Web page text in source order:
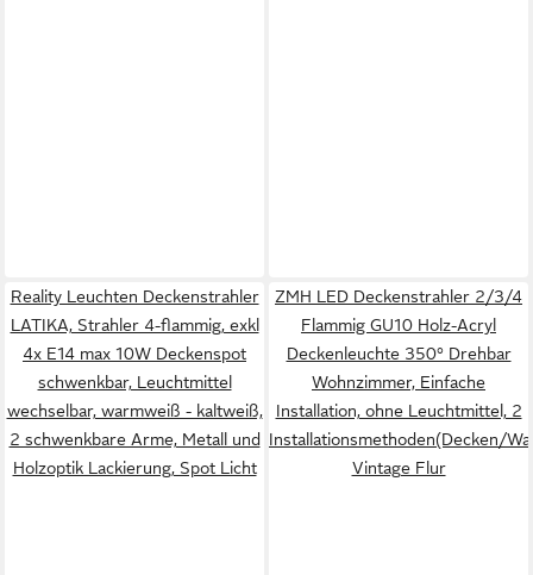
Reality Leuchten Deckenstrahler
LATIKA, Strahler 4-flammig, exkl
4x E14 max 10W Deckenspot
schwenkbar, Leuchtmittel
wechselbar, warmweiß - kaltweiß,
2 schwenkbare Arme, Metall und
Holzoptik Lackierung, Spot Licht
ZMH LED Deckenstrahler 2/3/4
Flammig GU10 Holz-Acryl
Deckenleuchte 350° Drehbar
Wohnzimmer, Einfache
Installation, ohne Leuchtmittel, 2
Installationsmethoden(Decken/
Vintage Flur